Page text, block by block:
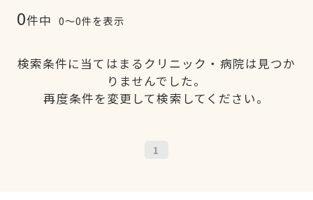
0件中 0〜0件を表示
検索条件に当てはまるクリニック・病院は見つか
りませんでした。
再度条件を変更して検索してください。
1